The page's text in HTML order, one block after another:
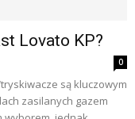
Lovato KP?
0
są kluczowym
zasilanych gazem